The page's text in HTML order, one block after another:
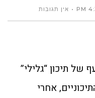
אין תגובות
של תיכון “גלילי”
אחרי